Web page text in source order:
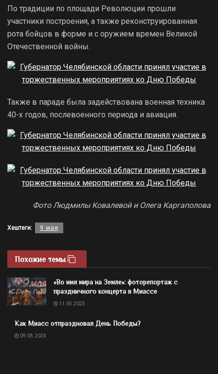
По традиции по площади Революции прошли
участники построения, а также реконструированная
рота бойцов в форме и с оружием времен Великой
Отечественной войны.
Также в параде была задействована военная техника
40-х годов, послевоенного периода и авиация.
Фото Людмилы Ковалевой и Олега Каргаполова
Хештеги: 9 мая
Похожие темы
«Во имя мира на Земле»: фоторепортаж с
праздничного концерта в Миассе
11.05.2025
Как Миасс отпраздновал День Победы?
09.05.2024